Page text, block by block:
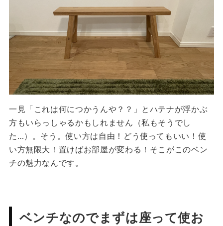
一見「これは何につかうんや？？」とハテナが浮かぶ
方もいらっしゃるかもしれません（私もそうでし
た…）。そう。使い方は自由！どう使ってもいい！使
い方無限大！置けばお部屋が変わる！そこがこのベン
チの魅力なんです。
ベンチなのでまずは座って使お